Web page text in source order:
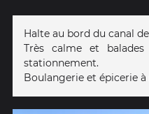
Halte au bord du canal
Très calme et
stationnement.
Boulangerie et épicerie